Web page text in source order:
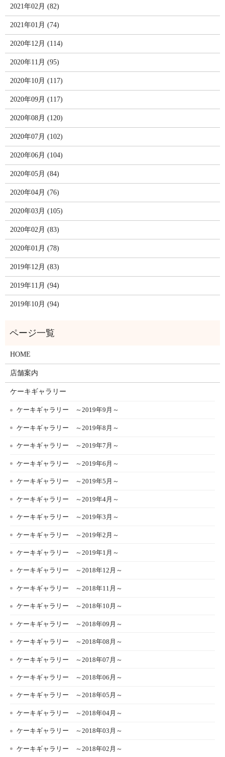
2021年02月 (82)
2021年01月 (74)
2020年12月 (114)
2020年11月 (95)
2020年10月 (117)
2020年09月 (117)
2020年08月 (120)
2020年07月 (102)
2020年06月 (104)
2020年05月 (84)
2020年04月 (76)
2020年03月 (105)
2020年02月 (83)
2020年01月 (78)
2019年12月 (83)
2019年11月 (94)
2019年10月 (94)
HOME
店舗案内
ケーキギャラリー
ケーキギャラリー ～2019年9月～
ケーキギャラリー ～2019年8月～
ケーキギャラリー ～2019年7月～
ケーキギャラリー ～2019年6月～
ケーキギャラリー ～2019年5月～
ケーキギャラリー ～2019年4月～
ケーキギャラリー ～2019年3月～
ケーキギャラリー ～2019年2月～
ケーキギャラリー ～2019年1月～
ケーキギャラリー ～2018年12月～
ケーキギャラリー ～2018年11月～
ケーキギャラリー ～2018年10月～
ケーキギャラリー ～2018年09月～
ケーキギャラリー ～2018年08月～
ケーキギャラリー ～2018年07月～
ケーキギャラリー ～2018年06月～
ケーキギャラリー ～2018年05月～
ケーキギャラリー ～2018年04月～
ケーキギャラリー ～2018年03月～
ケーキギャラリー ～2018年02月～